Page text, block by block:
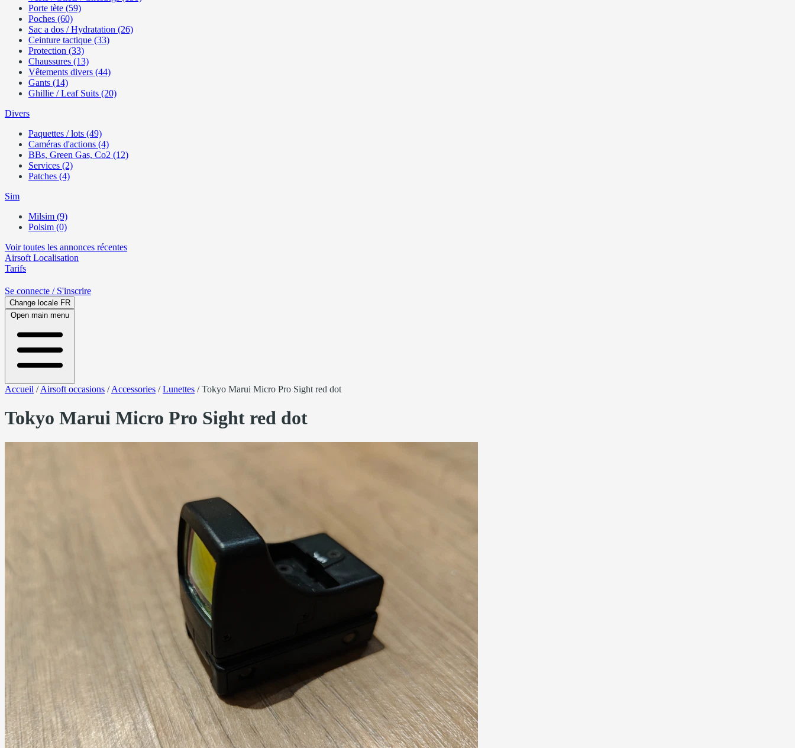
Porte tète (59)
Poches (60)
Sac a dos / Hydratation (26)
Ceinture tactique (33)
Protection (33)
Chaussures (13)
Vêtements divers (44)
Gants (14)
Ghillie / Leaf Suits (20)
Divers
Paquettes / lots (49)
Caméras d'actions (4)
BBs, Green Gas, Co2 (12)
Services (2)
Patches (4)
Sim
Milsim (9)
Polsim (0)
Voir toutes les annonces récentes
Airsoft Localisation
Tarifs
Se connecte / S'inscrire
Change locale FR
Open main menu
Accueil /Airsoft occasions /Accessories /Lunettes /Tokyo Marui Micro Pro Sight red dot
Tokyo Marui Micro Pro Sight red dot